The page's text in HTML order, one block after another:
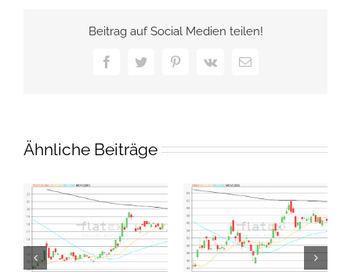
Beitrag auf Social Medien teilen!
FacebookTwitterPinterest
Vk
E-
Ähnliche Beiträge